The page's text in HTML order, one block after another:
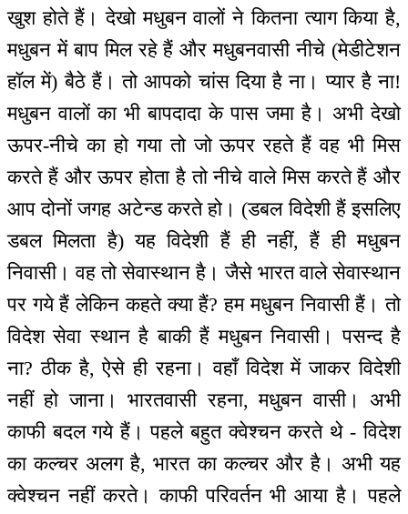
खुश होते हैं। देखो मधुबन वालों ने कितना त्याग किया है,
मधुबन में बाप मिल रहे हैं और मधुबनवासी नीचे (मेडीटेशन
हॉल में) बैठे हैं। तो आपको चांस दिया है ना। प्यार है ना!
मधुबन वालों का भी बापदादा के पास जमा है। अभी देखो
ऊपर-नीचे का हो गया तो जो ऊपर रहते हैं वह भी मिस
करते हैं और ऊपर होता है तो नीचे वाले मिस करते हैं और
आप दोनों जगह अटेन्ड करते हो। (डबल विदेशी हैं इसलिए
डबल मिलता है) यह विदेशी हैं ही नहीं, हैं ही मधुबन
निवासी। वह तो सेवास्थान है। जैसे भारत वाले सेवास्थान
पर गये हैं लेकिन कहते क्या हैं? हम मधुबन निवासी हैं। तो
विदेश सेवा स्थान है बाकी हैं मधुबन निवासी। पसन्द है
ना? ठीक है, ऐसे ही रहना। वहाँ विदेश में जाकर विदेशी
नहीं हो जाना। भारतवासी रहना, मधुबन वासी। अभी
काफी बदल गये हैं। पहले बहुत क्वेश्चन करते थे - विदेश
का कल्चर अलग है, भारत का कल्चर और है। अभी यह
क्वेश्चन नहीं करते। काफी परिवर्तन भी आया है। पहले